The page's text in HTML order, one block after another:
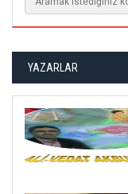
YAZARLAR